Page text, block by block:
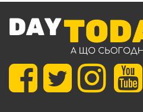
1934 – Отар Іоселіані
1929 – Віра Хитілова
1926 – Валері Жискар д’Естен